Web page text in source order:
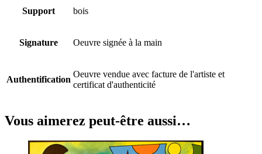
Support bois
Signature Oeuvre signée à la main
Authentification
Oeuvre vendue avec facture de l'artiste et
certificat d'authenticité
Vous aimerez peut-être aussi…